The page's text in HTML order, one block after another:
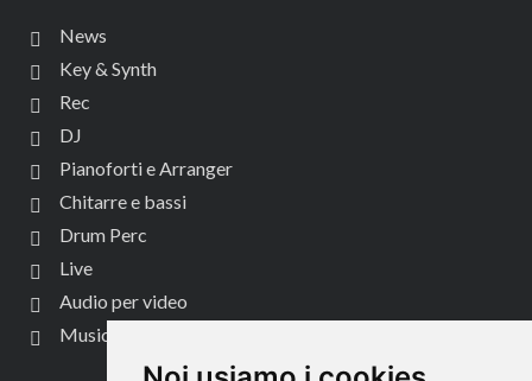
News
Key & Synth
Rec
DJ
Pianoforti e Arranger
Chitarre e bassi
Drum Perc
Live
Audio per video
Music Life
CONTATTACI